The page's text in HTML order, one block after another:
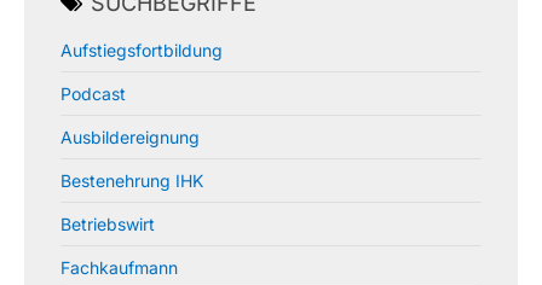
Aufstiegsfortbildung
Podcast
Ausbildereignung
Bestenehrung IHK
Betriebswirt
Fachkaufmann